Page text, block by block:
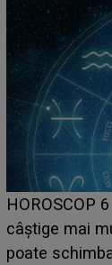
LINE-UP
care deschid
așteptate